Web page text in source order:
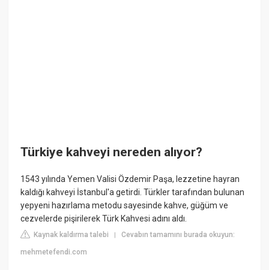
Türkiye kahveyi nereden alıyor?
1543 yılında Yemen Valisi Özdemir Paşa, lezzetine hayran
kaldığı kahveyi İstanbul'a getirdi. Türkler tarafından bulunan
yepyeni hazırlama metodu sayesinde kahve, güğüm ve
cezvelerde pişirilerek Türk Kahvesi adını aldı.
Kaynak kaldırma talebi |Cevabın tamamını burada okuyun:
mehmetefendi.com